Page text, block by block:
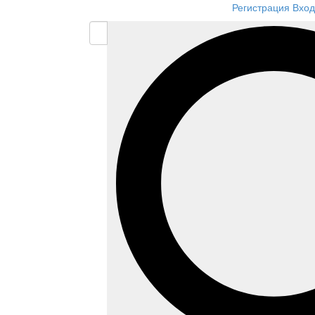
Регистрация Вход